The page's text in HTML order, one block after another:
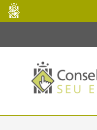
Salta al contingut principal
Consell
de
Mallorca